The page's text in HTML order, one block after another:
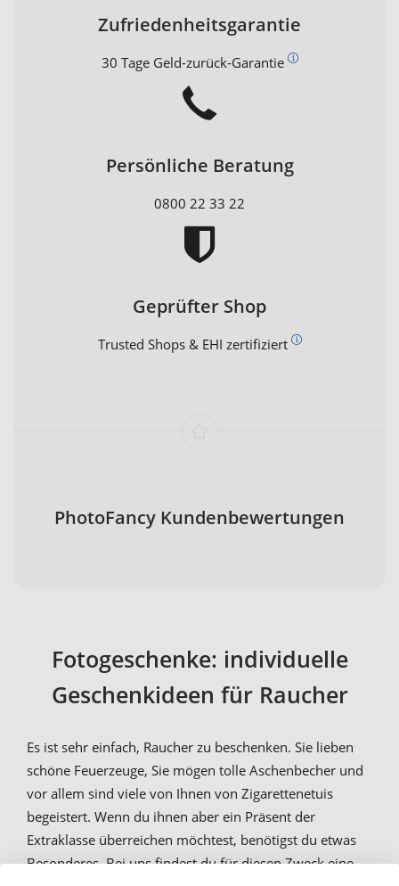
Zufriedenheitsgarantie
30 Tage Geld-zurück-Garantie
Persönliche Beratung
0800 22 33 22
Geprüfter Shop
Trusted Shops & EHI zertifiziert
PhotoFancy Kundenbewertungen
Fotogeschenke: individuelle
Geschenkideen für Raucher
Es ist sehr einfach, Raucher zu beschenken. Sie lieben
schöne Feuerzeuge, Sie mögen tolle Aschenbecher und
vor allem sind viele von Ihnen von Zigarettenetuis
begeistert. Wenn du ihnen aber ein Präsent der
Extraklasse überreichen möchtest, benötigst du etwas
Besonderes. Bei uns findest du für diesen Zweck eine